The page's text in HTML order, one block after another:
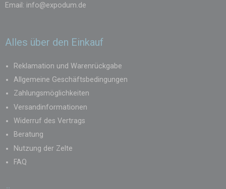
Email: info@expodum.de
Alles über den Einkauf
Reklamation und Warenrückgabe
Allgemeine Geschäftsbedingungen
Zahlungsmöglichkeiten
Versandinformationen
Widerruf des Vertrags
Beratung
Nutzung der Zelte
FAQ